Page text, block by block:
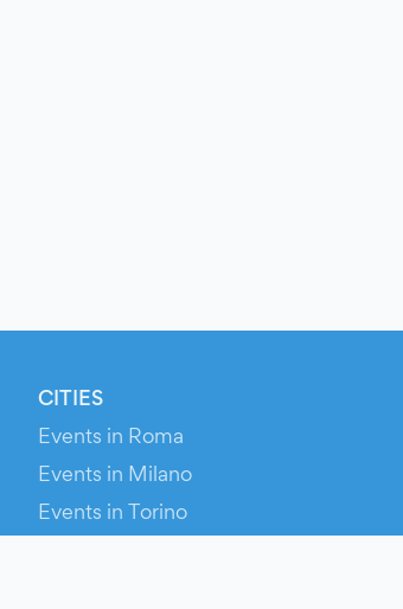
CITIES
Events in Roma
Events in Milano
Events in Torino